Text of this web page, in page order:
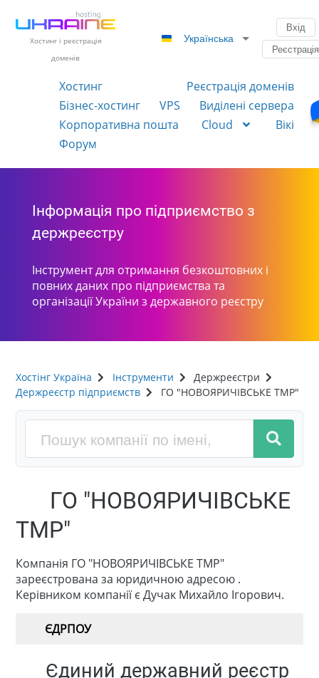
Хостинг і реєстрація
доменів
Українська
Вхід
Реєстрація
Хостинг
Реєстрація доменів
Бізнес-хостинг
VPS
Виділені сервера
Корпоративна пошта
Cloud
Вікі
Форум
Інформація про підприємство з
держреєстру
Інструмент для отримання безкоштовних і
повних даних про підприємства та
організації України з державного реєстру
Хостінг Україна Інструменти
Держреєстри
Держреєстр підприємств
ГО "НОВОЯРИЧІВСЬКЕ ТМР"
ГО "НОВОЯРИЧІВСЬКЕ
ТМР"
Компанія ГО "НОВОЯРИЧІВСЬКЕ ТМР"
зареєстрована за юридичною адресою .
Керівником компанії є Дучак Михайло Ігорович.
ЄДРПОУ
Єдиний державний реєстр